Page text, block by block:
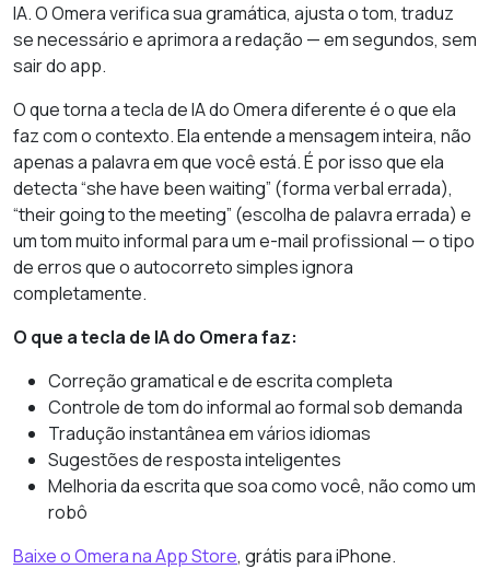
IA. O Omera verifica sua gramática, ajusta o tom, traduz
se necessário e aprimora a redação — em segundos, sem
sair do app.
O que torna a tecla de IA do Omera diferente é o que ela
faz com o contexto. Ela entende a mensagem inteira, não
apenas a palavra em que você está. É por isso que ela
detecta “she have been waiting” (forma verbal errada),
“their going to the meeting” (escolha de palavra errada) e
um tom muito informal para um e-mail profissional — o tipo
de erros que o autocorreto simples ignora
completamente.
O que a tecla de IA do Omera faz:
Correção gramatical e de escrita completa
Controle de tom do informal ao formal sob demanda
Tradução instantânea em vários idiomas
Sugestões de resposta inteligentes
Melhoria da escrita que soa como você, não como um
robô
Baixe o Omera na App Store, grátis para iPhone.